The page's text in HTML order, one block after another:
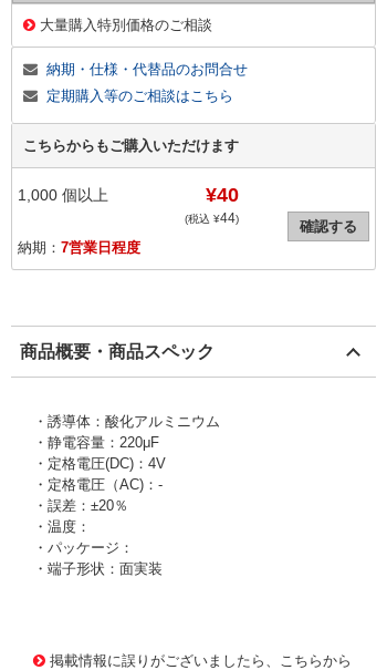
大量購入特別価格のご相談
納期・仕様・代替品のお問合せ
定期購入等のご相談はこちら
こちらからもご購入いただけます
1,000 個以上 ¥40
(税込 ¥44)
納期： 7営業日程度
確認する
商品概要・商品スペック
・誘導体：酸化アルミニウム
・静電容量：220μF
・定格電圧(DC)：4V
・定格電圧（AC)：-
・誤差：±20％
・温度：
・パッケージ：
・端子形状：面実装
掲載情報に誤りがございましたら、こちらから